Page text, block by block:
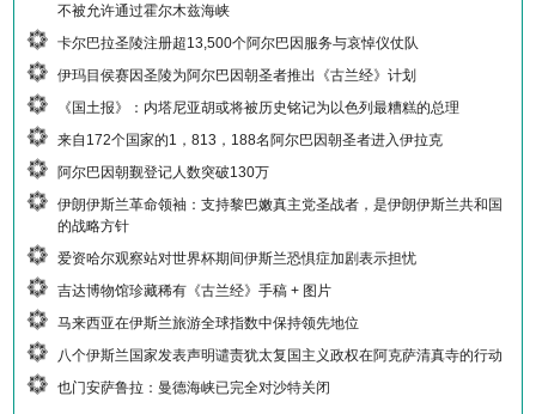
不被允许通过霍尔木兹海峡
卡尔巴拉圣陵注册超13,500个阿尔巴因服务与哀悼仪仗队
伊玛目侯赛因圣陵为阿尔巴因朝圣者推出《古兰经》计划
《国土报》：内塔尼亚胡或将被历史铭记为以色列最糟糕的总理
来自172个国家的1，813，188名阿尔巴因朝圣者进入伊拉克
阿尔巴因朝觐登记人数突破130万
伊朗伊斯兰革命领袖：支持黎巴嫩真主党圣战者，是伊朗伊斯兰共和国
的战略方针
爱资哈尔观察站对世界杯期间伊斯兰恐惧症加剧表示担忧
吉达博物馆珍藏稀有《古兰经》手稿 + 图片
马来西亚在伊斯兰旅游全球指数中保持领先地位
八个伊斯兰国家发表声明谴责犹太复国主义政权在阿克萨清真寺的行动
也门安萨鲁拉：曼德海峡已完全对沙特关闭